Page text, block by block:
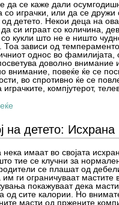
да се каже дали
со играчки, или да се дружи
од детето. Некои деца на
да си играат со количина,
со кукли што не е ништо
Тоа зависи од
однос во фамилијата,
доволно внимание
внимание, повеќе ќе се
во спротивно ќе се
играчките, компјутерот,
на детето: Исхрана
нека имаат во својата
тие се клучни за
се плашат од
им ги ограничуваат мастите
покажуваат дека
од сите калории. Но
масти од пржените